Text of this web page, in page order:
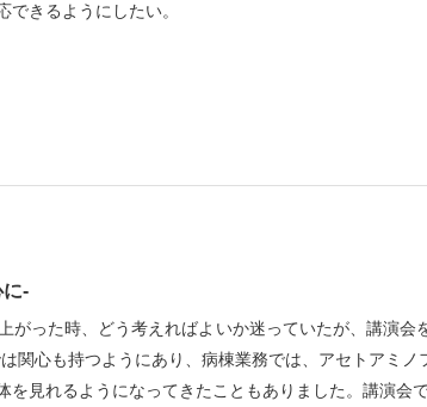
きるようにしたい。
‐
がった時、どう考えればよいか迷っていたが、講演
関心も持つようにあり、病棟業務では、アセトアミ
見れるようになってきたこともありました。講演会